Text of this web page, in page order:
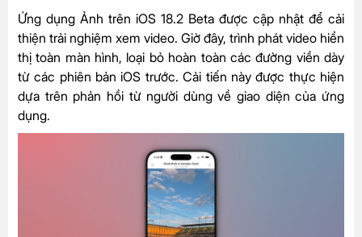
Ứng dụng Ảnh trên iOS 18.2 Beta được cập nhật để cải
thiện trải nghiệm xem video. Giờ đây, trình phát video hiển
thị toàn màn hình, loại bỏ hoàn toàn các đường viền dày
từ các phiên bản iOS trước. Cải tiến này được thực hiện
dựa trên phản hồi từ người dùng về giao diện của ứng
dụng.